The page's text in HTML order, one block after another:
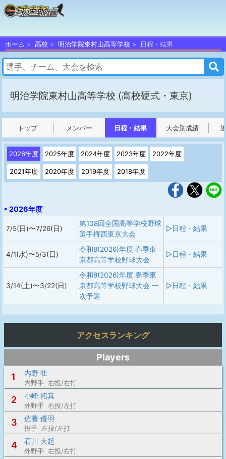
ホーム 高校 明治学院東村山高等学校 日程・結果
明治学院東村山高等学校 (高校硬式・東京)
トップ メンバー 日程・結果 大会別成績
2026年度 2025年度 2024年度 2023年度 2022年度
2021年度 2020年度 2019年度 2018年度
• 2026年度
7/5(日)〜7/26(日)
第108回全国高等学校野球
選手権西東京大会
▷日程・結果
4/1(水)〜5/3(日)
令和8(2026)年度 春季東
京都高等学校野球大会
▷日程・結果
3/14(土)〜3/22(日)
令和8(2026)年度 春季東
京都高等学校野球大会 一
次予選
▷日程・結果
アクセスランキング
Players
1
内野 壮
内野手 右投/右打
2 小峰 拓真
外野手 右投/左打
3 佐藤 優羽
投手 左投/左打
4 石川 大起
外野手 右投/右打